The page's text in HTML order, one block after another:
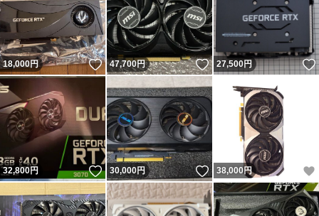
18,000円 いいね！
47,700円 いいね！
27,500円
32,800円 いいね！
30,000円 いいね！
38,000 円